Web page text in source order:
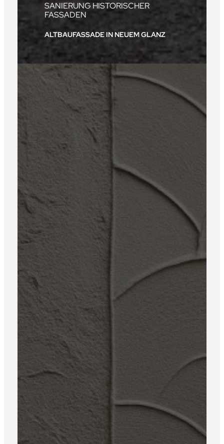
SANIERUNG HISTORISCHER
FASSADEN
ALTBAUFASSADE IN NEUEM GLANZ